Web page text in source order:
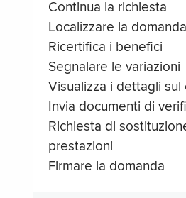
Continua la richiesta
Localizzare la domanda
Ricertifica i benefici
Segnalare le variazioni
Visualizza i dettagli sul
Invia documenti di
Richiesta di
prestazioni
Firmare la domanda